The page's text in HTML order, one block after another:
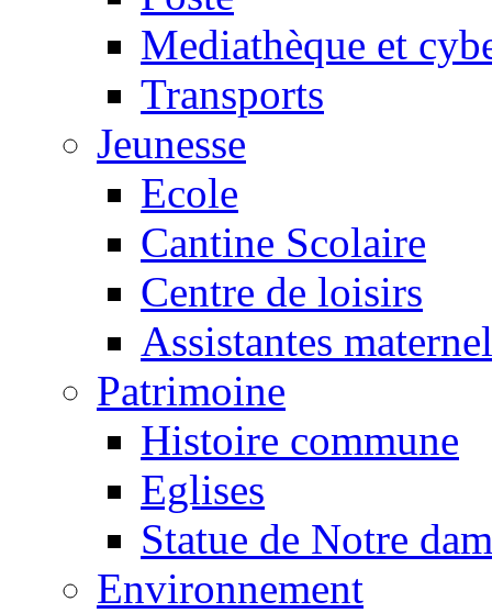
Mediathèque et
Transports
Jeunesse
Ecole
Cantine Scolaire
Centre de loisirs
Assistantes
Patrimoine
Histoire commune
Eglises
Statue de Notre
Environnement